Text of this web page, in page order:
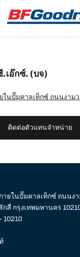
.เอ๊กซ์. (บจ)
ติดต่อตัวแทนจำหน่าย
ายในปั๊มคาลเท็กซ์ ถนนง
กสี่ กรุงเทพมหานคร
10210